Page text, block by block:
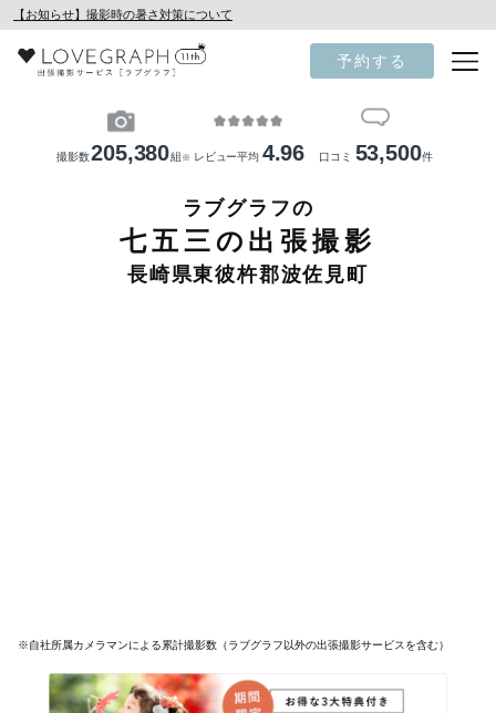
【お知らせ】撮影時の暑さ対策について
予約する
撮影数205,380組 ※ レビュー平均 4.96 口コミ 53,500件
ラブグラフの
七五三の出張撮影
長崎県東彼杵郡波佐見町
※自社所属カメラマンによる累計撮影数（ラブグラフ以外の出張撮影サービスを含む）